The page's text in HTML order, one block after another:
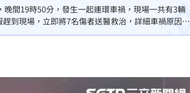
間19時50分，發生一起連環車禍，現場一共有3輛
到現場，立即將7名傷者送醫救治，詳細車禍原因及